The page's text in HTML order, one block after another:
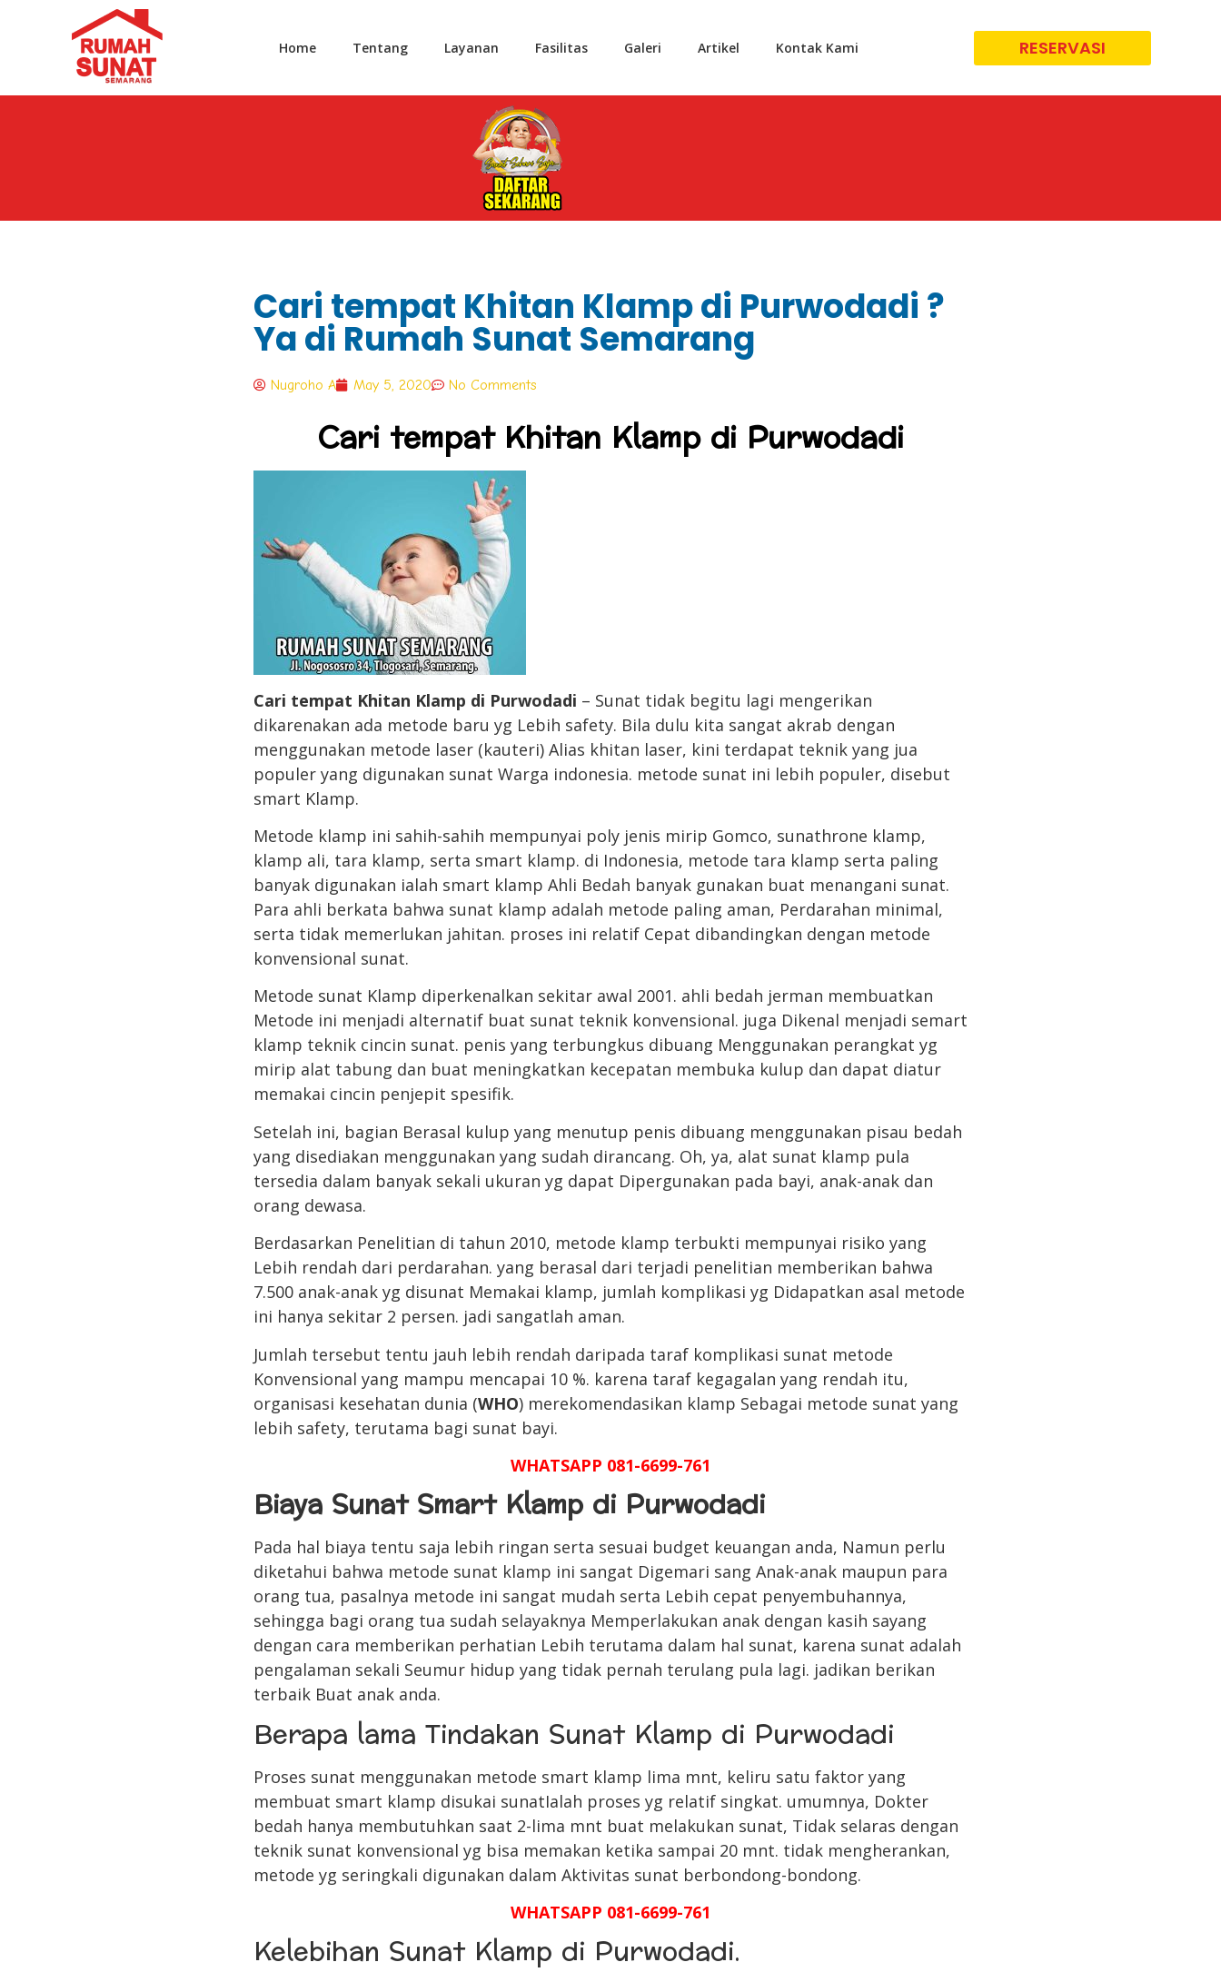
Home Tentang Layanan Fasilitas Galeri Artikel Kontak Kami RESERVASI
Cari tempat Khitan Klamp di Purwodadi ?
Ya di Rumah Sunat Semarang
Nugroho A May 5, 2020 No Comments
Cari tempat Khitan Klamp di Purwodadi
Cari tempat Khitan Klamp di Purwodadi – Sunat tidak begitu lagi mengerikan
dikarenakan ada metode baru yg Lebih safety. Bila dulu kita sangat akrab dengan
menggunakan metode laser (kauteri) Alias khitan laser, kini terdapat teknik yang jua
populer yang digunakan sunat Warga indonesia. metode sunat ini lebih populer, disebut
smart Klamp.
Metode klamp ini sahih-sahih mempunyai poly jenis mirip Gomco, sunathrone klamp,
klamp ali, tara klamp, serta smart klamp. di Indonesia, metode tara klamp serta paling
banyak digunakan ialah smart klamp Ahli Bedah banyak gunakan buat menangani sunat.
Para ahli berkata bahwa sunat klamp adalah metode paling aman, Perdarahan minimal,
serta tidak memerlukan jahitan. proses ini relatif Cepat dibandingkan dengan metode
konvensional sunat.
Metode sunat Klamp diperkenalkan sekitar awal 2001. ahli bedah jerman membuatkan
Metode ini menjadi alternatif buat sunat teknik konvensional. juga Dikenal menjadi semart
klamp teknik cincin sunat. penis yang terbungkus dibuang Menggunakan perangkat yg
mirip alat tabung dan buat meningkatkan kecepatan membuka kulup dan dapat diatur
memakai cincin penjepit spesifik.
Setelah ini, bagian Berasal kulup yang menutup penis dibuang menggunakan pisau bedah
yang disediakan menggunakan yang sudah dirancang. Oh, ya, alat sunat klamp pula
tersedia dalam banyak sekali ukuran yg dapat Dipergunakan pada bayi, anak-anak dan
orang dewasa.
Berdasarkan Penelitian di tahun 2010, metode klamp terbukti mempunyai risiko yang
Lebih rendah dari perdarahan. yang berasal dari terjadi penelitian memberikan bahwa
7.500 anak-anak yg disunat Memakai klamp, jumlah komplikasi yg Didapatkan asal metode
ini hanya sekitar 2 persen. jadi sangatlah aman.
Jumlah tersebut tentu jauh lebih rendah daripada taraf komplikasi sunat metode
Konvensional yang mampu mencapai 10 %. karena taraf kegagalan yang rendah itu,
organisasi kesehatan dunia (WHO) merekomendasikan klamp Sebagai metode sunat yang
lebih safety, terutama bagi sunat bayi.
WHATSAPP 081-6699-761
Biaya Sunat Smart Klamp di Purwodadi
Pada hal biaya tentu saja lebih ringan serta sesuai budget keuangan anda, Namun perlu
diketahui bahwa metode sunat klamp ini sangat Digemari sang Anak-anak maupun para
orang tua, pasalnya metode ini sangat mudah serta Lebih cepat penyembuhannya,
sehingga bagi orang tua sudah selayaknya Memperlakukan anak dengan kasih sayang
dengan cara memberikan perhatian Lebih terutama dalam hal sunat, karena sunat adalah
pengalaman sekali Seumur hidup yang tidak pernah terulang pula lagi. jadikan berikan
terbaik Buat anak anda.
Berapa lama Tindakan Sunat Klamp di Purwodadi
Proses sunat menggunakan metode smart klamp lima mnt, keliru satu faktor yang
membuat smart klamp disukai sunatIalah proses yg relatif singkat. umumnya, Dokter
bedah hanya membutuhkan saat 2-lima mnt buat melakukan sunat, Tidak selaras dengan
teknik sunat konvensional yg bisa memakan ketika sampai 20 mnt. tidak mengherankan,
metode yg seringkali digunakan dalam Aktivitas sunat berbondong-bondong.
WHATSAPP 081-6699-761
Kelebihan Sunat Klamp di Purwodadi.